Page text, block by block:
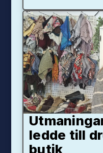
ledde till
butik